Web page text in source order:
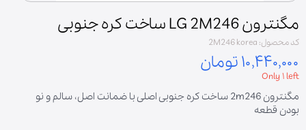
مگنترون LG 2M246 ساخت کره جنوبی
کد محصول: 2M246 korea
۱۰,۴۴۰,۰۰۰ تومان
Only ۱ left
مگنترون 2m246 ساخت کره جنوبی اصلی با ضمانت اصل، سالم و نو
بودن قطعه